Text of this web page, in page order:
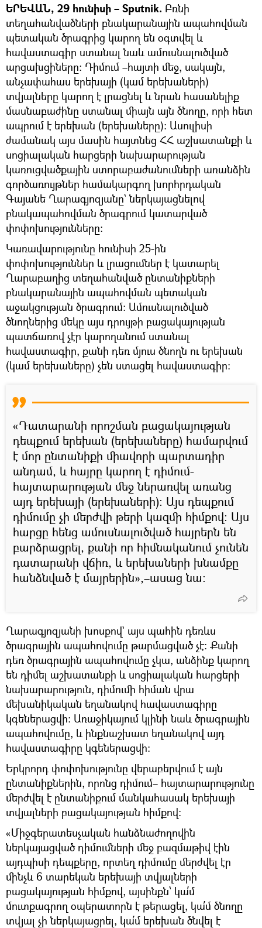
ԵՐԵՎԱՆ, 29 հունիսի – Sputnik. Բռնի
տեղահանվածների բնակարանային ապահովման
պետական ծրագրից կարող են օգտվել և
հավաստագիր ստանալ նաև ամուսնալուծված
արցախցիները։ Դիմում –հայտի մեջ, սակայն,
անչափահաս երեխայի (կամ երեխաների)
տվյալները կարող է լրացնել և նրան հասանելիք
մասնաբաժինը ստանալ միայն այն ծնողը, որի հետ
ապրում է երեխան (երեխաները)։ Ասուլիսի
ժամանակ այս մասին հայտնեց ՀՀ աշխատանքի և
սոցիալական հարցերի նախարարության
կառուցվածքային ստորաբաժանումների առանձին
գործառույթներ համակարգող խորհրդական
Գայանե Ղարագյոզյանը` ներկայացնելով
բնակապահովման ծրագրում կատարված
փոփոխությունները։
Կառավարությունը հունիսի 25-ին
փոփոխություններ և լրացումներ է կատարել
Ղարաբաղից տեղահանված ընտանիքների
բնակարանային ապահովման պետական
աջակցության ծրագրում։ Ամուսնալուծված
ծնողներից մեկը այս դրույթի բացակայության
պատճառով չէր կարողանում ստանալ
հավաստագիր, քանի դեռ մյուս ծնողն ու երեխան
(կամ երեխաները) չեն ստացել հավաստագիր։
«Դատարանի որոշման բացակայության
դեպքում երեխան (երեխաները) համարվում
է մոր ընտանիքի միավորի պարտադիր
անդամ, և հայրը կարող է դիմում-
հայտարարության մեջ ներառվել առանց
այդ երեխայի (երեխաների)։ Այս դեպքում
դիմումը չի մերժվի թերի կազմի հիմքով։ Այս
հարցը հենց ամուսնալուծված հայրերն են
բարձրացրել, քանի որ հիմնականում չունեն
դատարանի վճիռ, և երեխաների խնամքը
հանձնված է մայրերին»,–ասաց նա։
Ղարագյոզյանի խոսքով` այս պահին դեռևս
ծրագրային ապահովումը թարմացված չէ։ Քանի
դեռ ծրագրային ապահովումը չկա, անձինք կարող
են դիմել աշխատանքի և սոցիալական հարցերի
նախարարություն, դիմումի հիման վրա
մեխանիկական եղանակով հավաստագիրը
կգեներացվի։ Առաջիկայում կլինի նաև ծրագրային
ապահովումը, և ինքնաշխատ եղանակով այդ
հավաստագիրը կգեներացվի։
Երկրորդ փոփոխությունը վերաբերվում է այն
ընտանիքներին, որոնց դիմում– հայտարարությունը
մերժվել է ընտանիքում մանկահասակ երեխայի
տվյալների բացակայության հիմքով։
«Միջգերատեսչական հանձնաժողովին
ներկայացված դիմումների մեջ բազմաթիվ էին
այդպիսի դեպքերը, որտեղ դիմումը մերժվել էր
մինչև 6 տարեկան երեխայի տվյալների
բացակայության հիմքով, այսինքն՝ կա՛մ
մուտքագրող օպերատորն է թերացել, կա՛մ ծնողը
տվյալ չի ներկայացրել, կա՛մ երեխան ծնվել է